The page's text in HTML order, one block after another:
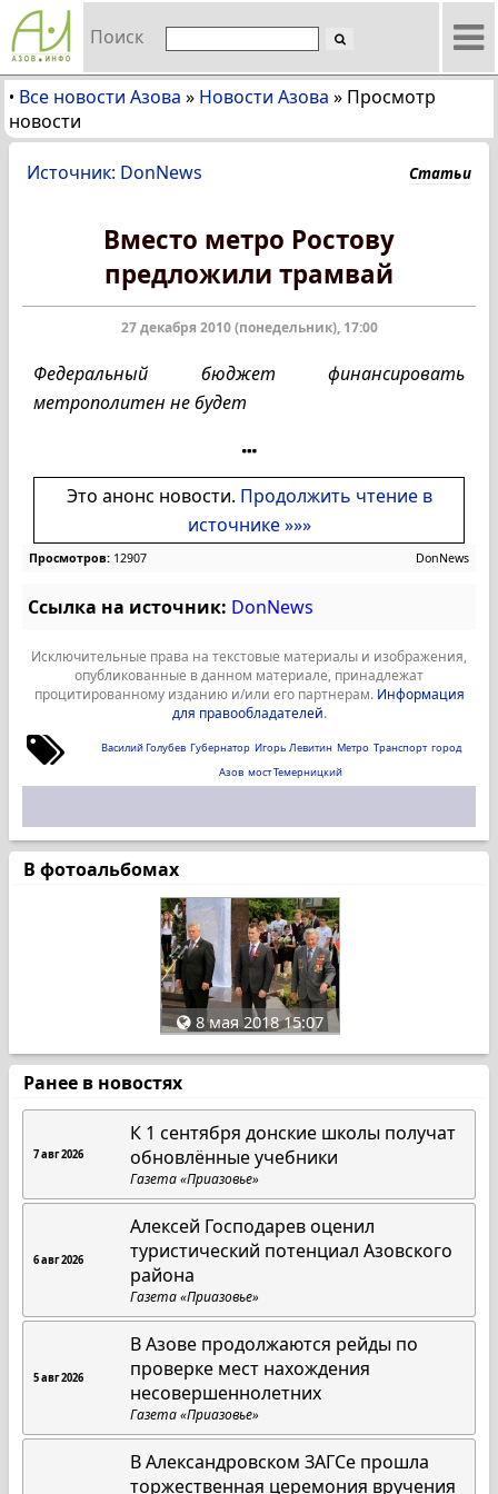
Поиск
• Все новости Азова » Новости Азова » Просмотр
новости
Источник: DonNews Статьи
Вместо метро Ростову
предложили трамвай
27 декабря 2010 (понедельник), 17:00
Федеральный бюджет финансировать
метрополитен не будет
Это анонс новости. Продолжить чтение в
источнике »»»
Просмотров: 12907 DonNews
Ссылка на источник: DonNews
Исключительные права на текстовые материалы и изображения,
опубликованные в данном материале, принадлежат
процитированному изданию и/или его партнерам. Информация
для правообладателей.
Василий Голубев Губернатор Игорь Левитин Метро Транспорт город
Азов мост Темерницкий
В фотоальбомах
8 мая 2018 15:07
Ранее в новостях
7 авг 2026
К 1 сентября донские школы получат
обновлённые учебники
Газета «Приазовье»
6 авг 2026
Алексей Господарев оценил
туристический потенциал Азовского
района
Газета «Приазовье»
5 авг 2026
В Азове продолжаются рейды по
проверке мест нахождения
несовершеннолетних
Газета «Приазовье»
В Александровском ЗАГСе прошла
торжественная церемония вручения